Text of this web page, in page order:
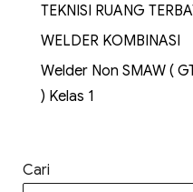
TEKNISI RUANG
WELDER KOMBINASI
Welder Non SMAW (
) Kelas 1
Cari